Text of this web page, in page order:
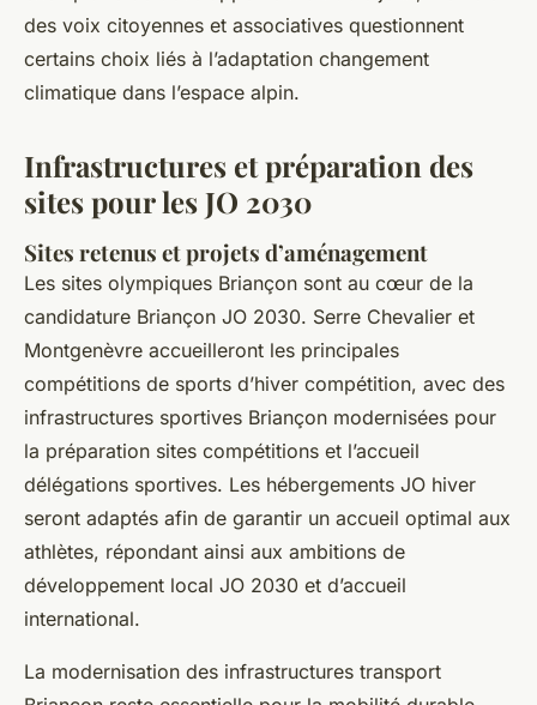
des voix citoyennes et associatives questionnent
certains choix liés à l’adaptation changement
climatique dans l’espace alpin.
Infrastructures et préparation des
sites pour les JO 2030
Sites retenus et projets d’aménagement
Les sites olympiques Briançon sont au cœur de la
candidature Briançon JO 2030. Serre Chevalier et
Montgenèvre accueilleront les principales
compétitions de sports d’hiver compétition, avec des
infrastructures sportives Briançon modernisées pour
la préparation sites compétitions et l’accueil
délégations sportives. Les hébergements JO hiver
seront adaptés afin de garantir un accueil optimal aux
athlètes, répondant ainsi aux ambitions de
développement local JO 2030 et d’accueil
international.
La modernisation des infrastructures transport